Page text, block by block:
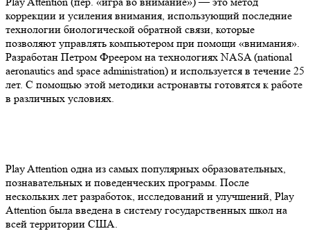
коррекции и усиления внимания, использующий последние
технологии биологической обратной связи, которые
позволяют управлять компьютером при помощи «внимания».
Разработан Петром Фреером на технологиях NASA (national
aeronautics and space administration) и используется в течение 25
лет. С помощью этой методики астронавты готовятся к работе
в различных условиях.
Play Attention одна из самых популярных образовательных,
познавательных и поведенческих программ. После
нескольких лет разработок, исследований и улучшений, Play
Attention была введена в систему государственных школ на
всей территории США.